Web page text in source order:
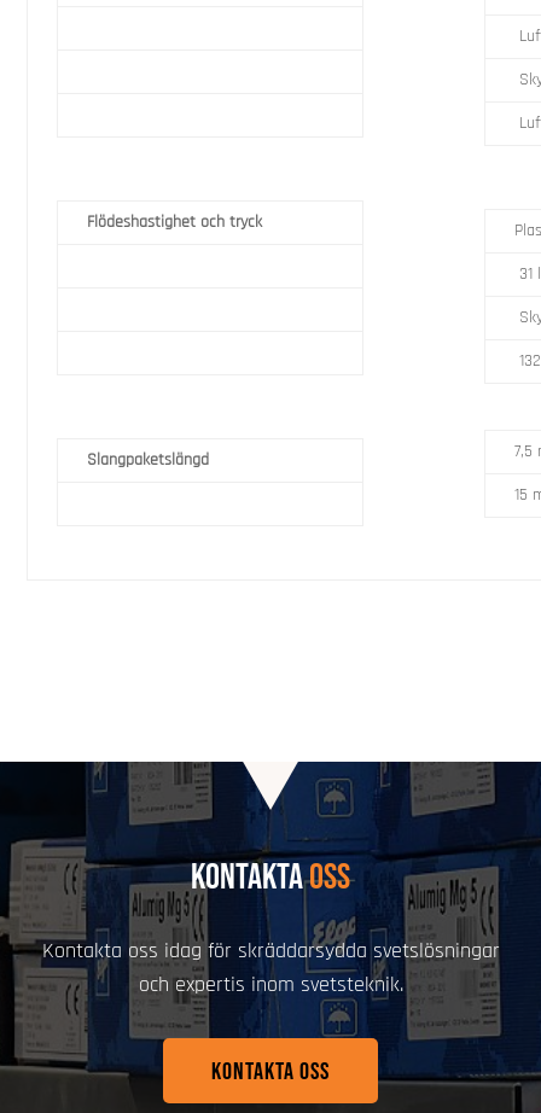
Flödeshastighet och tryck
Slangpaketslängd
7,5
15
KONTAKTAOSS
Kontakta oss idag för skräddarsydda svetslösningar
och expertis inom svetsteknik.
KONTAKTA OSS